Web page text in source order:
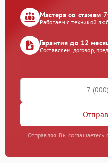
Мастера со стажем
Работаем с техникой
Гарантия до 12
Составляем договор,
Отправляя, Вы